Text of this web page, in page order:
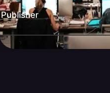
Publisher